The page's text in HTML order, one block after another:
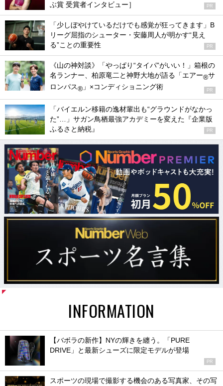
ぶ賞 受賞者インタビュー］
PR
「少しぼやけているだけでも感覚が狂ってきます」B
リーグ屈指のシューター・安藤周人が明かす“見え
る”ことの重要性
PR
《山の神対談》「やっぱり“タイパ”がいい！」箱根の
名ランナー、柏原竜二と神野大地が語る「エアー®サ
ロンパス® 」×コンディショニング術 PR
「バイエルン移籍の逸材輩出も“グラウンドがなかっ
た”…」サガン鳥栖最強アカデミーを変えた『企業版
ふるさと納税』
PR
INFORMATION
【バボラの新作】NYの輝きを纏う。「PURE
DRIVE」と最新シューズに限定モデルが登場
PR
スポーツの現場で撮影する機会のある写真家、その写